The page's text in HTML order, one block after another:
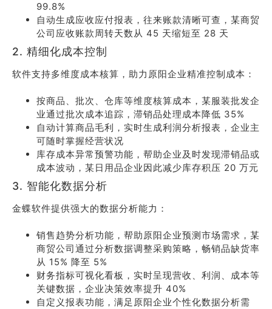
99.8%
自动生成应收应付报表，往来账款清晰可查，某商贸
公司应收账款周转天数从 45 天缩短至 28 天
2. 精细化成本控制
软件支持多维度成本核算，助力原阳企业精准控制成本：
按商品、批次、仓库等维度核算成本，某服装批发企
业通过批次成本追踪，滞销品处理成本降低 35%
自动计算商品毛利，实时生成利润分析报表，企业主
可随时掌握经营状况
库存成本异常预警功能，帮助企业及时发现滞销品或
成本波动，某日用品企业因此减少库存积压 20 万元
3. 智能化数据分析
金蝶软件提供强大的数据分析能力：
销售趋势分析功能，帮助原阳企业预测市场需求，某
商贸公司通过分析数据调整采购策略，畅销品缺货率
从 15% 降至 5%
财务指标可视化看板，实时呈现营收、利润、成本等
关键数据，企业决策效率提升 40%
自定义报表功能，满足原阳企业个性化数据分析需